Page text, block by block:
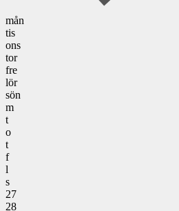
mån
tis
ons
tor
fre
lör
sön
m
t
o
t
f
l
s
27
28